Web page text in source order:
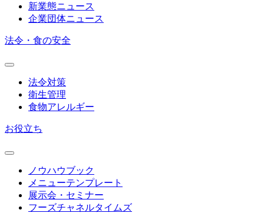
新業態ニュース
企業団体ニュース
法令・食の安全
法令対策
衛生管理
食物アレルギー
お役立ち
ノウハウブック
メニューテンプレート
展示会・セミナー
フーズチャネルタイムズ